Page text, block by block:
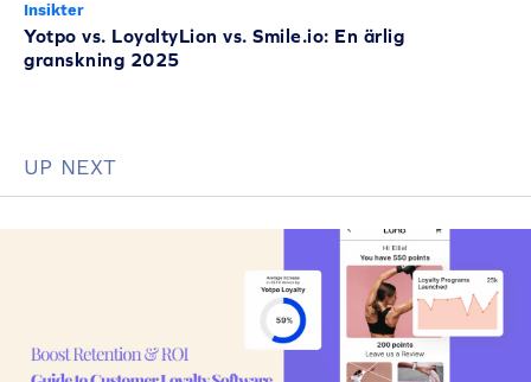
Insikter
Yotpo vs. LoyaltyLion vs. Smile.io: En ärlig
granskning 2025
UP NEXT